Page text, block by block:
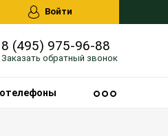
Войти
8 (495) 975-96-88
Заказать обратный звонок